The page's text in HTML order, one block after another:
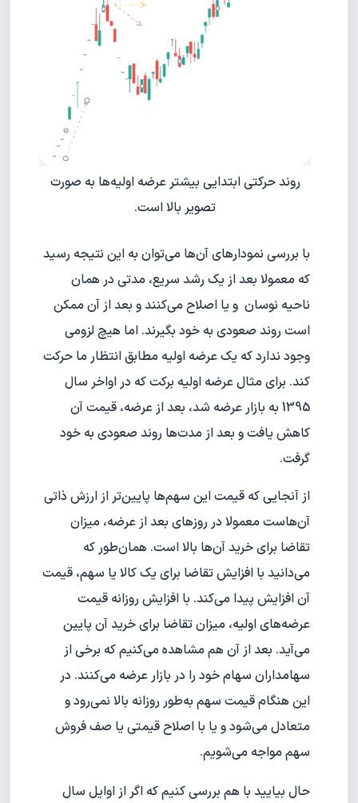
روند حرکتی ابتدایی بیشتر عرضه اولیه‌ها به صورت
تصویر بالا است.
با بررسی نمودارهای آن‌ها می‌توان به این نتیجه رسید
که معمولا بعد از یک رشد سریع، مدتی در همان
ناحیه نوسان و یا اصلاح می‌کنند و بعد از آن ممکن
است روند صعودی به‌ خود بگیرند. اما هیچ لزومی
وجود ندارد که یک عرضه اولیه مطابق انتظار ما حرکت
کند. برای مثال عرضه اولیه برکت که در اواخر سال
1395 به بازار عرضه شد، بعد از عرضه، قیمت آن
کاهش یافت و بعد از مدت‌ها روند صعودی به خود
گرفت.
از آنجایی که قیمت این سهم‌ها پایین‌تر از ارزش ذاتی
آن‌هاست معمولا در روزهای بعد از عرضه، میزان
تقاضا برای خرید آن‌ها بالا است. همان‌طور که
می‌دانید با افزایش تقاضا برای یک کالا یا سهم، قیمت
آن افزایش پیدا می‌کند. با افزایش روزانه قیمت
عرضه‌های اولیه، میزان تقاضا برای خرید آن پایین
می‌آید. بعد از آن هم مشاهده می‌کنیم که برخی از
سهامداران سهام خود را در بازار عرضه می‌کنند. در
این هنگام قیمت سهم به‌طور روزانه بالا نمی‌رود و
متعادل می‌شود و یا با اصلاح قیمتی یا صف فروش
سهم مواجه می‌شویم.
حال بیایید با هم بررسی کنیم که اگر از اوایل سال